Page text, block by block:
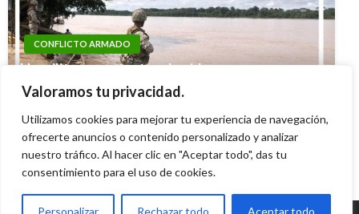
Valoramos tu privacidad.
Utilizamos cookies para mejorar tu experiencia de navegación,
ofrecerte anuncios o contenido personalizado y analizar
nuestro tráfico. Al hacer clic en "Aceptar todo", das tu
consentimiento para el uso de cookies.
Personalizar Rechazar todo Aceptar todo
CONFLICTO ARMADO
Un militar muerto, tres heridos y un
desaparecido dejó ataque a patrulla de la
Iván Briceño lunes junio 29, 2020